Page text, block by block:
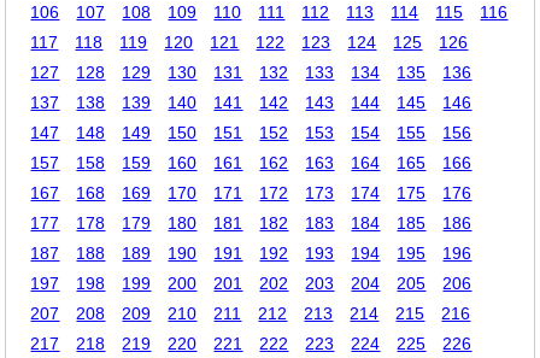
106
107 108 109 110 111 112 113 114 115
116
117
118 119 120 121 122 123 124 125
126
127
128 129 130 131 132 133 134 135
136
137
138 139 140 141 142 143 144 145
146
147
148 149 150 151 152 153 154 155
156
157
158 159 160 161 162 163 164 165
166
167
168 169 170 171 172 173 174 175
176
177
178 179 180 181 182 183 184 185
186
187
188 189 190 191 192 193 194 195
196
197
198 199 200 201 202 203 204 205
206
207
208 209 210 211 212 213 214 215
216
217
218 219 220 221 222 223 224 225 226